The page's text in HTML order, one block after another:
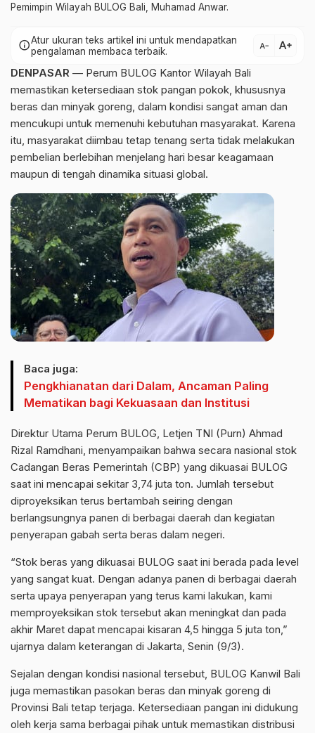
Pemimpin Wilayah BULOG Bali, Muhamad Anwar.
infoAtur ukuran teks artikel ini untuk mendapatkan
pengalaman membaca terbaik.
text_decrease text_increase
DENPASAR — Perum BULOG Kantor Wilayah Bali
memastikan ketersediaan stok pangan pokok, khususnya
beras dan minyak goreng, dalam kondisi sangat aman dan
mencukupi untuk memenuhi kebutuhan masyarakat. Karena
itu, masyarakat diimbau tetap tenang serta tidak melakukan
pembelian berlebihan menjelang hari besar keagamaan
maupun di tengah dinamika situasi global.
Baca juga:
Pengkhianatan dari Dalam, Ancaman Paling
Mematikan bagi Kekuasaan dan Institusi
Direktur Utama Perum BULOG, Letjen TNI (Purn) Ahmad
Rizal Ramdhani, menyampaikan bahwa secara nasional stok
Cadangan Beras Pemerintah (CBP) yang dikuasai BULOG
saat ini mencapai sekitar 3,74 juta ton. Jumlah tersebut
diproyeksikan terus bertambah seiring dengan
berlangsungnya panen di berbagai daerah dan kegiatan
penyerapan gabah serta beras dalam negeri.
“Stok beras yang dikuasai BULOG saat ini berada pada level
yang sangat kuat. Dengan adanya panen di berbagai daerah
serta upaya penyerapan yang terus kami lakukan, kami
memproyeksikan stok tersebut akan meningkat dan pada
akhir Maret dapat mencapai kisaran 4,5 hingga 5 juta ton,”
ujarnya dalam keterangan di Jakarta, Senin (9/3).
Sejalan dengan kondisi nasional tersebut, BULOG Kanwil Bali
juga memastikan pasokan beras dan minyak goreng di
Provinsi Bali tetap terjaga. Ketersediaan pangan ini didukung
oleh kerja sama berbagai pihak untuk memastikan distribusi